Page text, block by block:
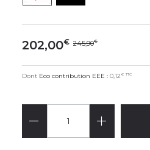
202,00€ 245,90€
Dont Eco contribution EEE : 0,12 € TTC